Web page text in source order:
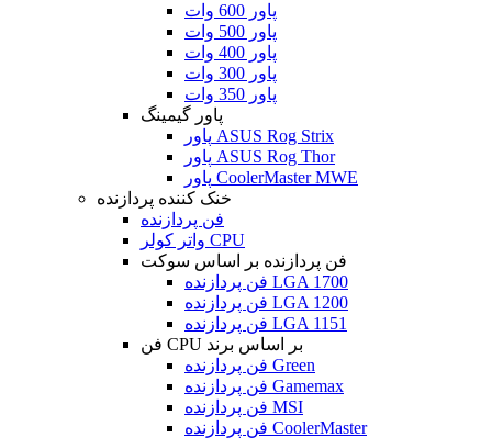
پاور 600 وات
پاور 500 وات
پاور 400 وات
پاور 300 وات
پاور 350 وات
پاور گیمینگ
پاور ASUS Rog Strix
پاور ASUS Rog Thor
پاور CoolerMaster MWE
خنک کننده پردازنده
فن پردازنده
واتر کولر CPU
فن پردازنده بر اساس سوکت
فن پردازنده LGA 1700
فن پردازنده LGA 1200
فن پردازنده LGA 1151
فن CPU بر اساس برند
فن پردازنده Green
فن پردازنده Gamemax
فن پردازنده MSI
فن پردازنده CoolerMaster